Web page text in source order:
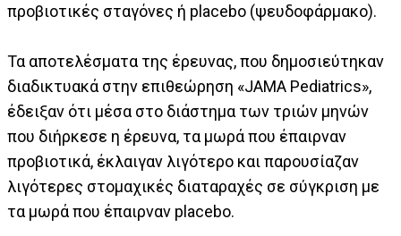
προβιοτικές σταγόνες ή placebo (ψευδοφάρμακο).
Τα αποτελέσματα της έρευνας, που δημοσιεύτηκαν
διαδικτυακά στην επιθεώρηση «JAMA Pediatrics»,
έδειξαν ότι μέσα στο διάστημα των τριών μηνών
που διήρκεσε η έρευνα, τα μωρά που έπαιρναν
προβιοτικά, έκλαιγαν λιγότερο και παρουσίαζαν
λιγότερες στομαχικές διαταραχές σε σύγκριση με
τα μωρά που έπαιρναν placebo.